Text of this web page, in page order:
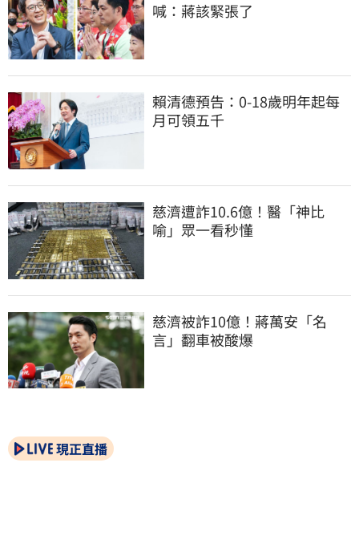
喊：蔣該緊張了
賴清德預告：0-18歲明年起每
月可領五千
慈濟遭詐10.6億！醫「神比
喻」眾一看秒懂
慈濟被詐10億！蔣萬安「名
言」翻車被酸爆
現正直播